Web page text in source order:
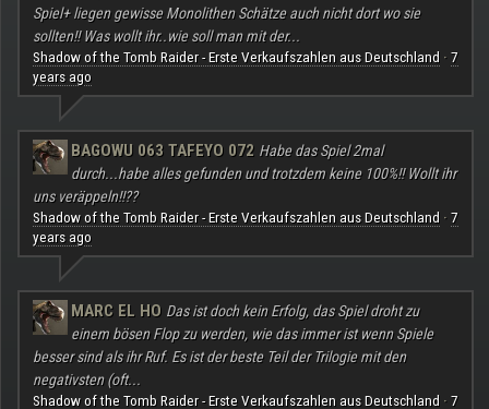
Spiel+ liegen gewisse Monolithen Schätze auch nicht dort wo sie
sollten!! Was wollt ihr..wie soll man mit der...
Shadow of the Tomb Raider - Erste Verkaufszahlen aus Deutschland · 7
years ago
BAGOWU 063 TAFEYO 072 Habe das Spiel 2mal
durch...habe alles gefunden und trotzdem keine 100%!! Wollt ihr
uns veräppeln!!??
Shadow of the Tomb Raider - Erste Verkaufszahlen aus Deutschland · 7
years ago
MARC EL HO Das ist doch kein Erfolg, das Spiel droht zu
einem bösen Flop zu werden, wie das immer ist wenn Spiele
besser sind als ihr Ruf. Es ist der beste Teil der Trilogie mit den
negativsten (oft...
Shadow of the Tomb Raider - Erste Verkaufszahlen aus Deutschland · 7